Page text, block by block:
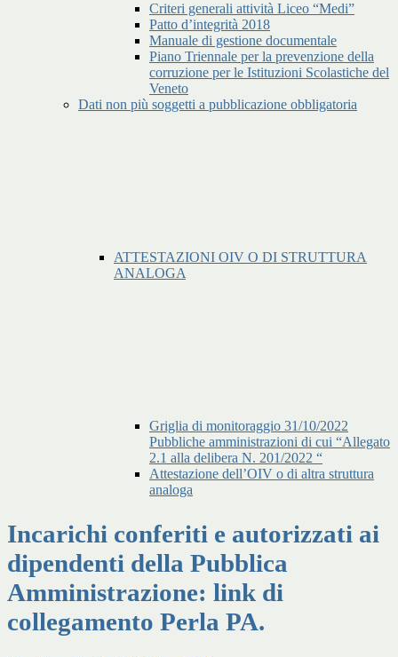
Criteri generali attività Liceo “Medi”
Patto d’integrità 2018
Manuale di gestione documentale
Piano Triennale per la prevenzione della
corruzione per le Istituzioni Scolastiche del
Veneto
Dati non più soggetti a pubblicazione obbligatoria
ATTESTAZIONI OIV O DI STRUTTURA
ANALOGA
Griglia di monitoraggio 31/10/2022
Pubbliche amministrazioni di cui “Allegato
2.1 alla delibera N. 201/2022 “
Attestazione dell’OIV o di altra struttura
analoga
Incarichi conferiti e autorizzati ai
dipendenti della Pubblica
Amministrazione: link di
collegamento Perla PA.